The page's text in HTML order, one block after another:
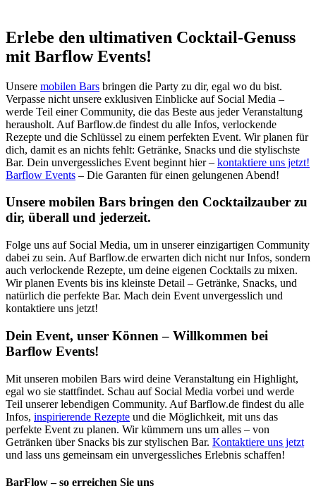
Erlebe den ultimativen Cocktail-Genuss
mit Barflow Events!
Unsere mobilen Bars bringen die Party zu dir, egal wo du bist.
Verpasse nicht unsere exklusiven Einblicke auf Social Media –
werde Teil einer Community, die das Beste aus jeder Veranstaltung
herausholt. Auf Barflow.de findest du alle Infos, verlockende
Rezepte und die Schlüssel zu einem perfekten Event. Wir planen für
dich, damit es an nichts fehlt: Getränke, Snacks und die stylischste
Bar. Dein unvergessliches Event beginnt hier – kontaktiere uns jetzt!
Barflow Events – Die Garanten für einen gelungenen Abend!
Unsere mobilen Bars bringen den Cocktailzauber zu
dir, überall und jederzeit.
Folge uns auf Social Media, um in unserer einzigartigen Community
dabei zu sein. Auf Barflow.de erwarten dich nicht nur Infos, sondern
auch verlockende Rezepte, um deine eigenen Cocktails zu mixen.
Wir planen Events bis ins kleinste Detail – Getränke, Snacks, und
natürlich die perfekte Bar. Mach dein Event unvergesslich und
kontaktiere uns jetzt!
Dein Event, unser Können – Willkommen bei
Barflow Events!
Mit unseren mobilen Bars wird deine Veranstaltung ein Highlight,
egal wo sie stattfindet. Schau auf Social Media vorbei und werde
Teil unserer lebendigen Community. Auf Barflow.de findest du alle
Infos, inspirierende Rezepte und die Möglichkeit, mit uns das
perfekte Event zu planen. Wir kümmern uns um alles – von
Getränken über Snacks bis zur stylischen Bar. Kontaktiere uns jetzt
und lass uns gemeinsam ein unvergessliches Erlebnis schaffen!
BarFlow – so erreichen Sie uns